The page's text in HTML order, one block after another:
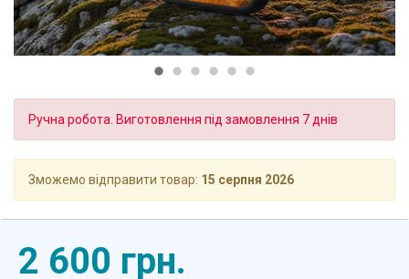
Ручна робота. Виготовлення під замовлення 7 днів
Зможемо відправити товар: 15 серпня 2026
2 600 грн.